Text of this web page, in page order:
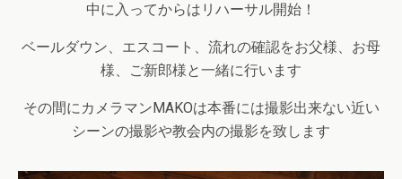
中に入ってからはリハーサル開始！
ベールダウン、エスコート、流れの確認をお父様、お母
様、ご新郎様と一緒に行います
その間にカメラマンMAKOは本番には撮影出来ない近い
シーンの撮影や教会内の撮影を致します